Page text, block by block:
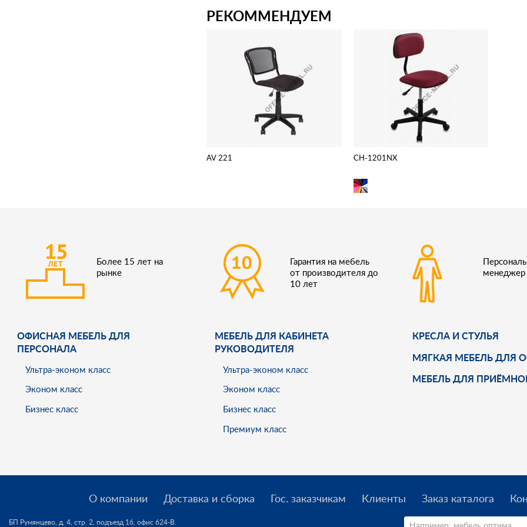
РЕКОММЕНДУЕМ
AV 221 CH-1201NX
Более 15 лет на
рынке
Гарантия на мебель
от производителя до
10 лет
менеджер
ОФИСНАЯ МЕБЕЛЬ ДЛЯ
ПЕРСОНАЛА
Ультра-эконом класс
Эконом класс
Бизнес класс
МЕБЕЛЬ ДЛЯ КАБИНЕТА
РУКОВОДИТЕЛЯ
Ультра-эконом класс
Эконом класс
Бизнес класс
Премиум класс
КРЕСЛА И СТУЛЬЯ
МЯГКАЯ МЕБЕЛЬ ДЛЯ
МЕБЕЛЬ ДЛЯ
О компании Доставка и сборка Гос. заказчикам Клиенты Заказ каталога
БП Румянцево, д. 4, стр. 2, подъезд 16, офис 624-В.